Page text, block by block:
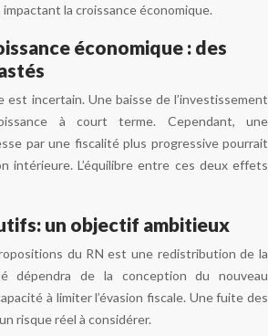
la croissance économique.
économique : des
est incertain. Une baisse de l’investissement
à court terme. Cependant, une
par une fiscalité plus progressive pourrait
intérieure. L’équilibre entre ces deux effets
un objectif ambitieux
du RN est une redistribution de la
dépendra de la conception du nouveau
à limiter l’évasion fiscale. Une fuite des
risque réel à considérer.